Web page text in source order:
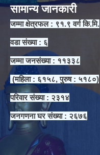
सामान्य जानकारी
जम्मा क्षेत्रफल : ९१.९ वर्ग कि.मि.
वडा संख्या : ६
जम्मा जनसंख्या : ११३३८
(महिला : ६१५८, पुरुष : ५१८०)
परिवार संख्या : २३१४
जनगणना घर संख्या : २६७६